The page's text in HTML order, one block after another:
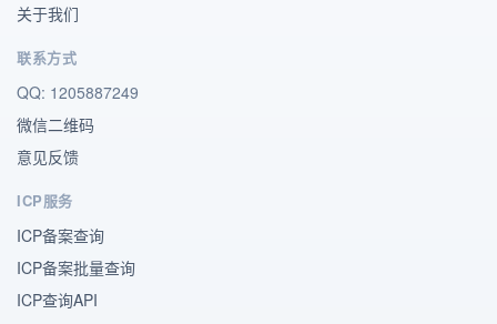
关于我们
联系方式
QQ: 1205887249
微信二维码
意见反馈
ICP服务
ICP备案查询
ICP备案批量查询
ICP查询API